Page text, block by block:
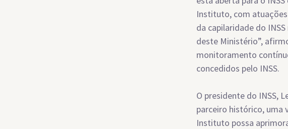
Instituto, com
da capilaridade do
deste Ministério”,
monitoramento
concedidos pelo INSS.
O presidente do INSS,
parceiro histórico, uma
Instituto possa